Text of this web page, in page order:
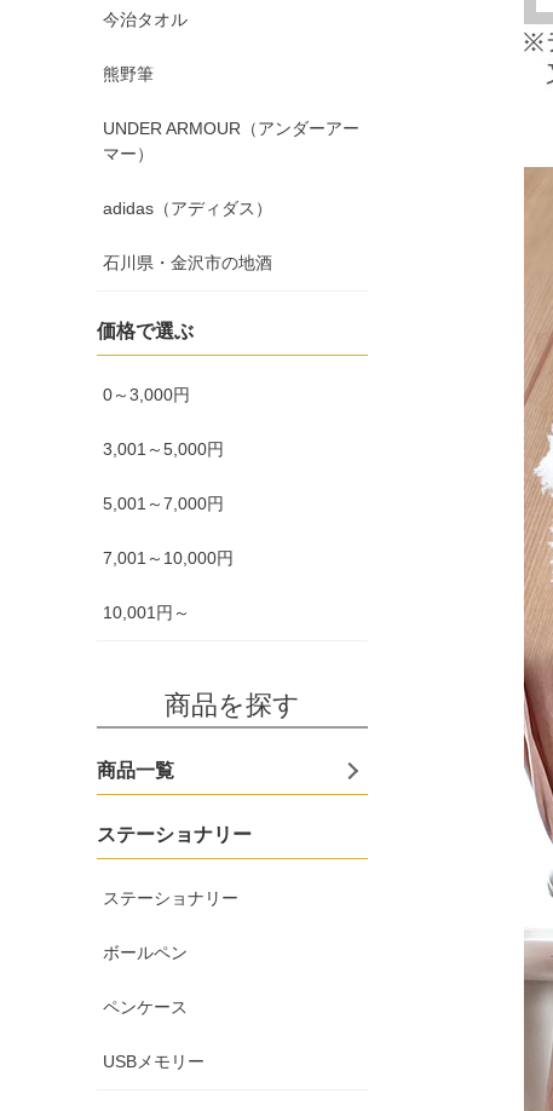
今治タオル
熊野筆
UNDER ARMOUR（アンダーアー
マー）
adidas（アディダス）
石川県・金沢市の地酒
価格で選ぶ
0～3,000円
3,001～5,000円
5,001～7,000円
7,001～10,000円
10,001円～
商品を探す
商品一覧
ステーショナリー
ステーショナリー
ボールペン
ペンケース
USBメモリー